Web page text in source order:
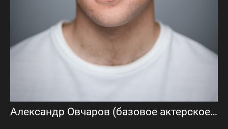
Александр Овчаров (базовое актерское портфолио)